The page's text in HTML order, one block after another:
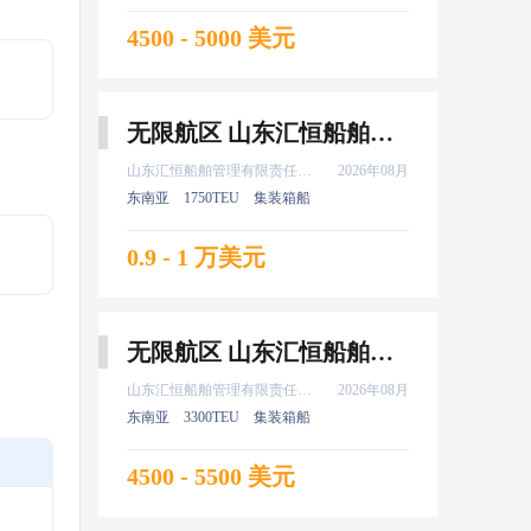
4500 - 5000 美元
无限航区 山东汇恒船舶管理有限责任公司 船长 8月上船
山东汇恒船舶管理有限责任公司
2026年08月
东南亚
1750TEU 集装箱船
0.9 - 1 万美元
无限航区 山东汇恒船舶管理有限责任公司 二副 8月上船
山东汇恒船舶管理有限责任公司
2026年08月
东南亚
3300TEU 集装箱船
4500 - 5500 美元